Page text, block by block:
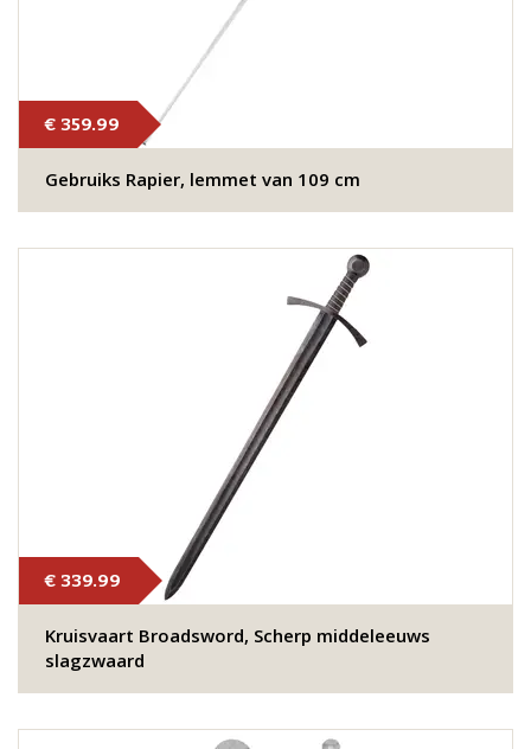
€ 359.99
Gebruiks Rapier, lemmet van 109 cm
€ 339.99
Kruisvaart Broadsword, Scherp middeleeuws
slagzwaard